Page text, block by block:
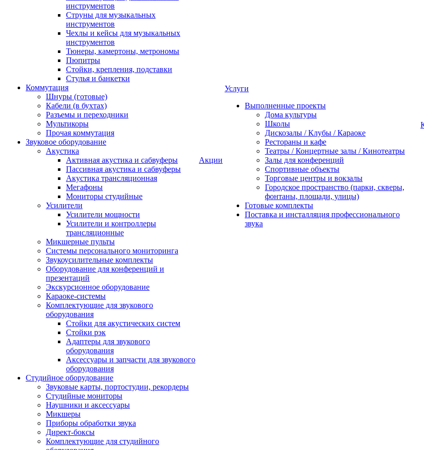
инструментов
Струны для музыкальных
инструментов
Чехлы и кейсы для музыкальных
инструментов
Тюнеры, камертоны, метрономы
Пюпитры
Стойки, крепления, подставки
Стулья и банкетки
Коммутация
Шнуры (готовые)
Кабели (в бухтах)
Разъемы и переходники
Мультикоры
Прочая коммутация
Звуковое оборудование
Акустика
Активная акустика и сабвуферы
Пассивная акустика и сабвуферы
Акустика трансляционная
Мегафоны
Мониторы студийные
Усилители
Усилители мощности
Усилители и контроллеры
трансляционные
Микшерные пульты
Системы персонального мониторинга
Звукоусилительные комплекты
Оборудование для конференций и
презентаций
Экскурсионное оборудование
Караоке-системы
Комплектующие для звукового
оборудования
Стойки для акустических систем
Стойки рэк
Адаптеры для звукового
оборудования
Аксессуары и запчасти для звукового
оборудования
Студийное оборудование
Звуковые карты, портостудии, рекордеры
Студийные мониторы
Наушники и аксессуары
Микшеры
Приборы обработки звука
Директ-боксы
Комплектующие для студийного
Акции
Услуги
Выполненные проекты
Дома культуры
Школы
Дискозалы / Клубы / Караоке
Рестораны и кафе
Театры / Концертные залы / Кинотеатры
Залы для конференций
Спортивные объекты
Торговые центры и вокзалы
Городское пространство (парки, скверы,
фонтаны, площади, улицы)
Готовые комплекты
Поставка и инсталляция профессионального
звука